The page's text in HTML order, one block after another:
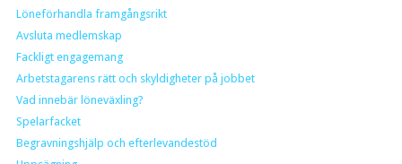
Löneförhandla framgångsrikt
Avsluta medlemskap
Fackligt engagemang
Arbetstagarens rätt och skyldigheter på jobbet
Vad innebär löneväxling?
Spelarfacket
Begravningshjälp och efterlevandestöd